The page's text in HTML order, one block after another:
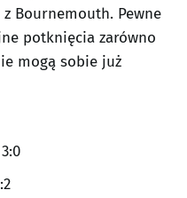
Bournemouth. Pewne
potknięcia zarówno
mogą sobie już